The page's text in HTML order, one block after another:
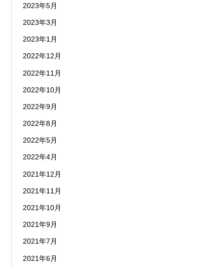
2023年5月
2023年3月
2023年1月
2022年12月
2022年11月
2022年10月
2022年9月
2022年8月
2022年5月
2022年4月
2021年12月
2021年11月
2021年10月
2021年9月
2021年7月
2021年6月